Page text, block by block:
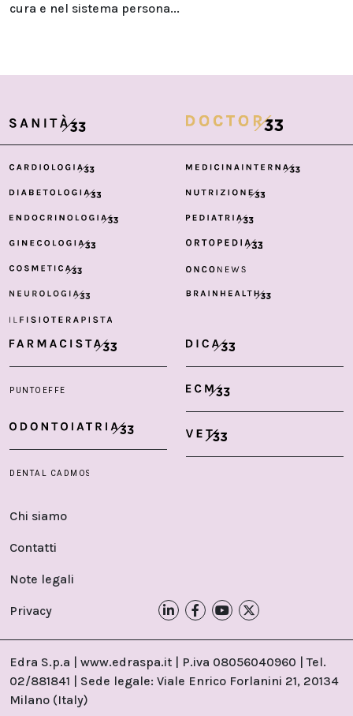
cura e nel sistema persona...
Chi siamo
Contatti
Note legali
Privacy
Edra S.p.a | www.edraspa.it | P.iva 08056040960 | Tel.
02/881841 | Sede legale: Viale Enrico Forlanini 21, 20134
Milano (Italy)